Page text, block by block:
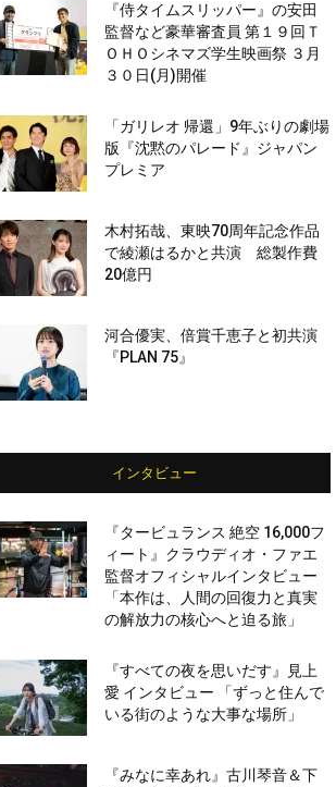
『侍タイムスリッパー』の安田
監督など豪華審査員 第１９回Ｔ
ＯＨＯシネマズ学生映画祭 ３月
３０日(月)開催
「ガリレオ 帰還」9年ぶりの劇場
版『沈黙のパレード』ジャパン
プレミア
木村拓哉、東映70周年記念作品
で綾瀬はるかと共演 総製作費
20億円
河合優実、倍賞千恵子と初共演
『PLAN 75』
インタビュー
『タービュランス 絶空 16,000フ
ィート』クラウディオ・ファエ
監督オフィシャルインタビュー
「本作は、人間の回復力と真実
の解放力の核心へと迫る旅」
『すべての夜を思いだす』見上
愛 インタビュー 「ずっと住んで
いる街のような大事な場所」
『みなに幸あれ』古川琴音＆下